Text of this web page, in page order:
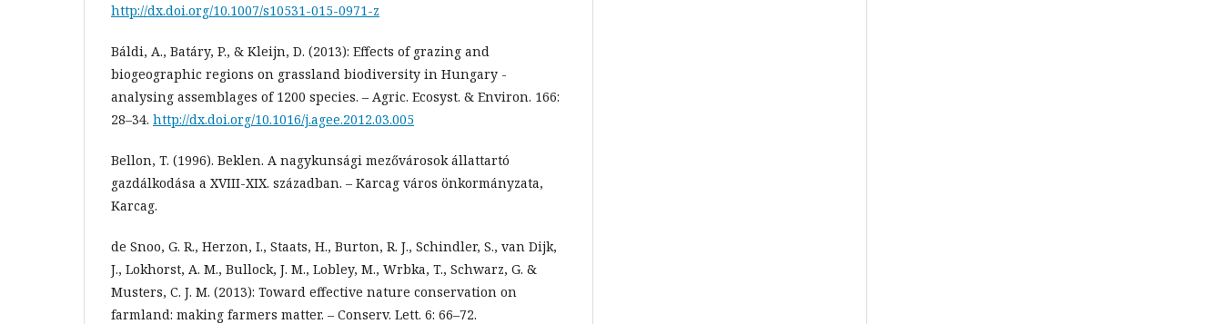
http://dx.doi.org/10.1007/s10531-015-0971-z
Báldi, A., Batáry, P., & Kleijn, D. (2013): Effects of grazing and
biogeographic regions on grassland biodiversity in Hungary -
analysing assemblages of 1200 species. – Agric. Ecosyst. & Environ. 166:
28–34. http://dx.doi.org/10.1016/j.agee.2012.03.005
Bellon, T. (1996). Beklen. A nagykunsági mezővárosok állattartó
gazdálkodása a XVIII-XIX. században. – Karcag város önkormányzata,
Karcag.
de Snoo, G. R., Herzon, I., Staats, H., Burton, R. J., Schindler, S., van Dijk,
J., Lokhorst, A. M., Bullock, J. M., Lobley, M., Wrbka, T., Schwarz, G. &
Musters, C. J. M. (2013): Toward effective nature conservation on
farmland: making farmers matter. – Conserv. Lett. 6: 66–72.